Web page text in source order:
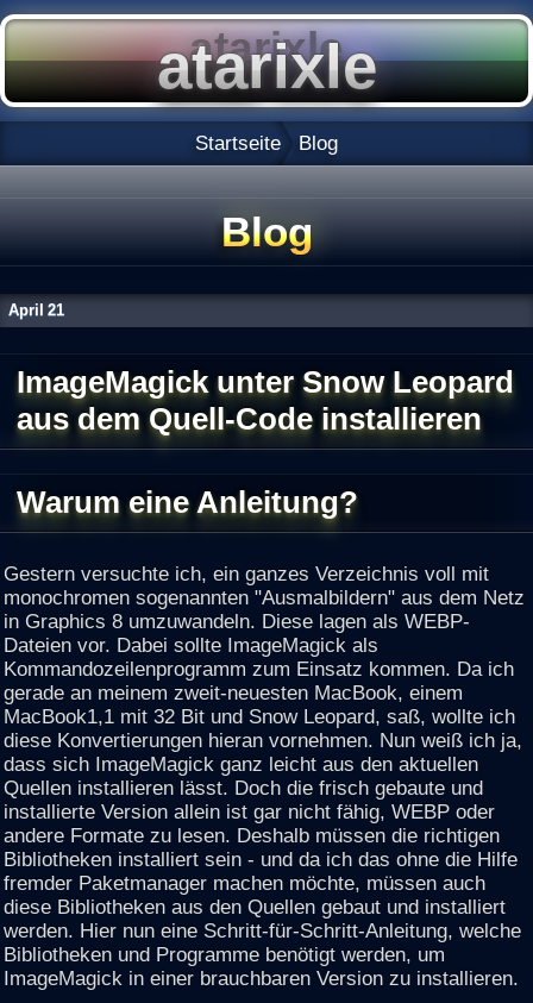
Startseite Blog
Blog
April 21
ImageMagick unter Snow Leopard
aus dem Quell-Code installieren
Warum eine Anleitung?
Gestern versuchte ich, ein ganzes Verzeichnis voll mit
monochromen sogenannten "Ausmalbildern" aus dem Netz
in Graphics 8 umzuwandeln. Diese lagen als WEBP-
Dateien vor. Dabei sollte ImageMagick als
Kommandozeilenprogramm zum Einsatz kommen. Da ich
gerade an meinem zweit-neuesten MacBook, einem
MacBook1,1 mit 32 Bit und Snow Leopard, saß, wollte ich
diese Konvertierungen hieran vornehmen. Nun weiß ich ja,
dass sich ImageMagick ganz leicht aus den aktuellen
Quellen installieren lässt. Doch die frisch gebaute und
installierte Version allein ist gar nicht fähig, WEBP oder
andere Formate zu lesen. Deshalb müssen die richtigen
Bibliotheken installiert sein - und da ich das ohne die Hilfe
fremder Paketmanager machen möchte, müssen auch
diese Bibliotheken aus den Quellen gebaut und installiert
werden. Hier nun eine Schritt-für-Schritt-Anleitung, welche
Bibliotheken und Programme benötigt werden, um
ImageMagick in einer brauchbaren Version zu installieren.